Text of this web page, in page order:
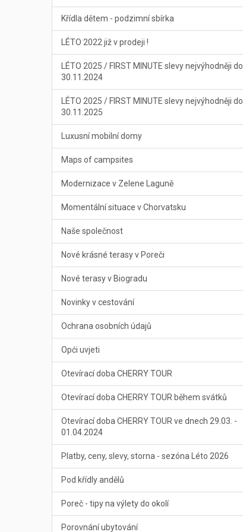
Křídla dětem - podzimní sbírka
LÉTO 2022 již v prodeji !
LÉTO 2025 / FIRST MINUTE slevy nejvýhodněji do
30.11.2024
LÉTO 2025 / FIRST MINUTE slevy nejvýhodněji do
30.11.2025
Luxusní mobilní domy
Maps of campsites
Modernizace v Zelene Laguně
Momentální situace v Chorvatsku
Naše společnost
Nové krásné terasy v Poreči
Nové terasy v Biogradu
Novinky v cestování
Ochrana osobních údajů
Opći uvjeti
Otevírací doba CHERRY TOUR
Otevírací doba CHERRY TOUR během svátků
Otevírací doba CHERRY TOUR ve dnech 29.03. -
01.04.2024
Platby, ceny, slevy, storna - sezóna Léto 2026
Pod křídly andělů
Poreč - tipy na výlety do okolí
Porovnání ubytování